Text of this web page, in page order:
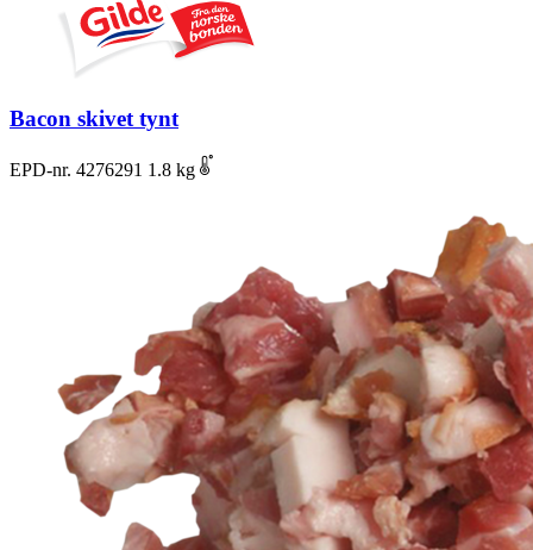
Bacon skivet tynt
EPD-nr. 4276291 1.8 kg